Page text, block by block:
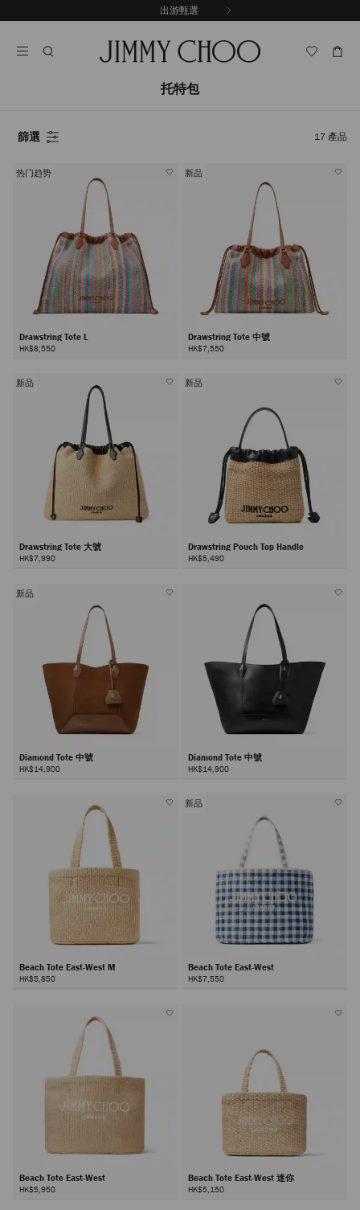
至
探索新品
出游甄選
托特包
篩選 17 產品
热门趋势
Drawstring Tote L
HK$8,550
新品
Drawstring Tote 中號
HK$7,550
新品
Drawstring Tote 大號
HK$7,990
新品
Drawstring Pouch Top Handle
HK$5,490
新品
Diamond Tote 中號
HK$14,900
Diamond Tote 中號
HK$14,900
Beach Tote East-West M
HK$5,850
新品
Beach Tote East-West
HK$7,550
Beach Tote East-West
HK$5,950
Beach Tote East-West 迷你
HK$5,150